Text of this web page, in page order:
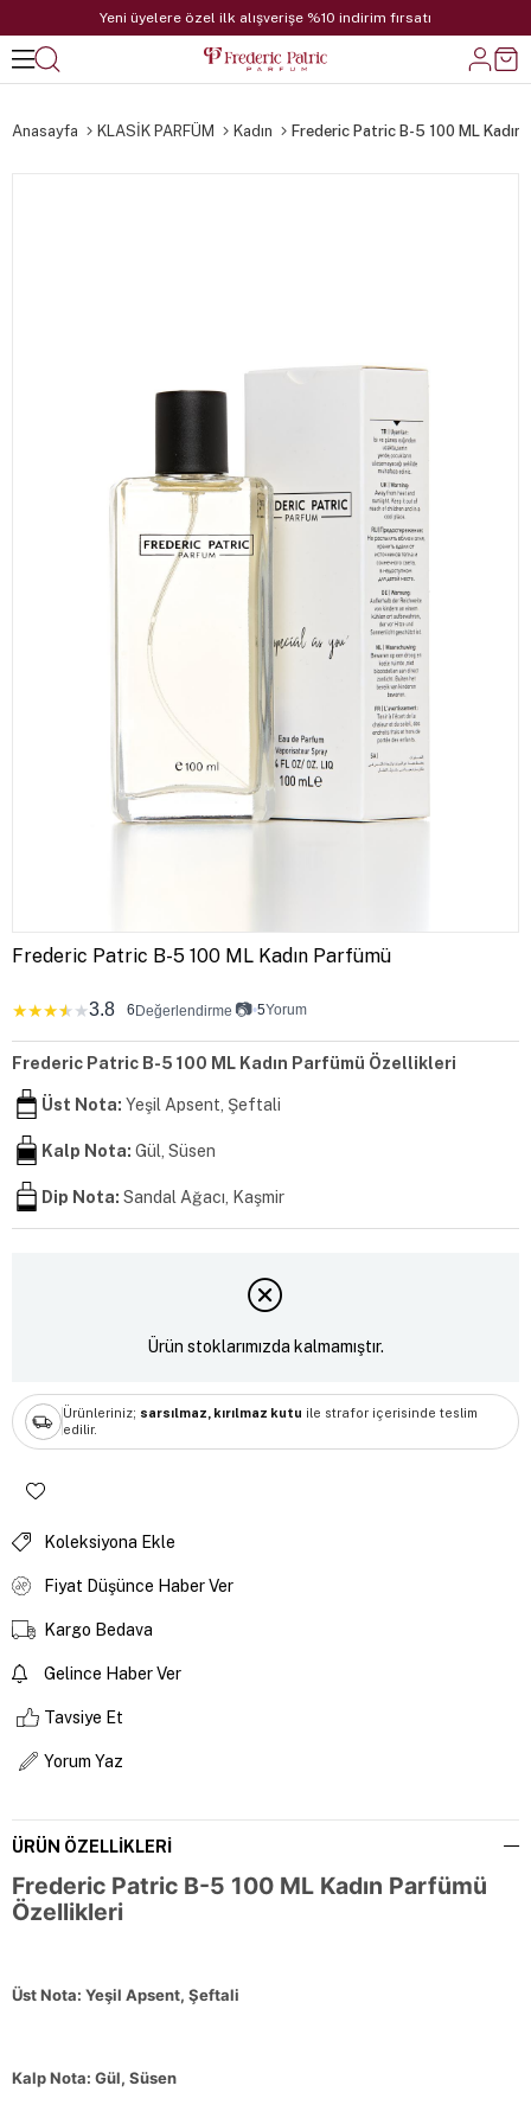
Yeni üyelere özel ilk alışverişe %10 indirim fırsatı
Anasayfa KLASİK PARFÜM Kadın Frederic Patric B-5 100 ML Kadın
Frederic Patric B-5 100 ML Kadın Parfümü
★★★★★3.8 6 Değerlendirme 📷•5Yorum
Frederic Patric B-5 100 ML Kadın Parfümü Özellikleri
Üst Nota: Yeşil Apsent, Şeftali
Kalp Nota: Gül, Süsen
Dip Nota: Sandal Ağacı, Kaşmir
Ürün stoklarımızda kalmamıştır.
Ürünleriniz; sarsılmaz, kırılmaz kutu ile strafor içerisinde teslim
edilir.
Koleksiyona Ekle
Fiyat Düşünce Haber Ver
Kargo Bedava
Gelince Haber Ver
Tavsiye Et
Yorum Yaz
ÜRÜN ÖZELLIKLERI
Frederic Patric B-5 100 ML Kadın Parfümü
Özellikleri
Üst Nota: Yeşil Apsent, Şeftali
Kalp Nota: Gül, Süsen